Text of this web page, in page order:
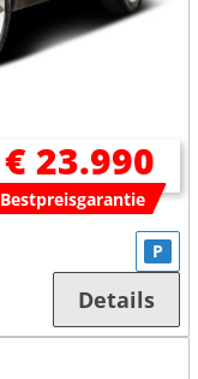
€ 23.990
Bestpreisgarantie
P
Details